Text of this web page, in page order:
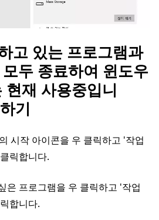
고 있는 프로그램과
두 종료하여 윈도우
재 사용중입니
기
시작 아이콘을 우 클릭하고 '작업
릭합니다.
은 프로그램을 우 클릭하고 '작업
합니다.